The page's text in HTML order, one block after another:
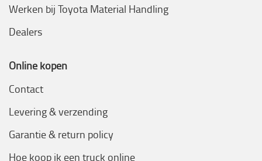
Werken bij Toyota Material Handling
Dealers
Online kopen
Contact
Levering & verzending
Garantie & return policy
Hoe koop ik een truck online